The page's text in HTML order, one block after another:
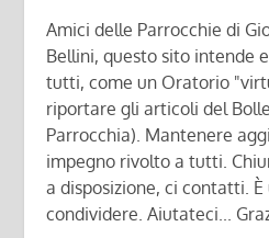
Amici delle Parrocchie di
Bellini, questo sito intende
tutti, come un Oratorio
riportare gli articoli del
Parrocchia). Mantenere
impegno rivolto a tutti.
a disposizione, ci contatti. È
condividere. Aiutateci...